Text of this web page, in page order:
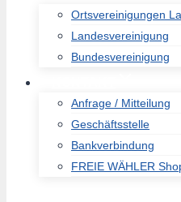
Ortsvereinigungen
Landesvereinigung
Bundesvereinigung
Anfrage / Mitteilung
Geschäftsstelle
Bankverbindung
FREIE WÄHLER